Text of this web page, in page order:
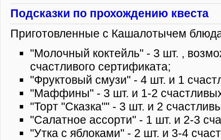
Подсказки по прохождению квеста
Приготовленные с Кашалотычем
"Молочный коктейль" - 3 шт. ,
счастливого сертификата;
"Фруктовый смузи" - 4 шт. и 1
"Маффины" - 3 шт. и 1-2
"Торт "Сказка"" - 3 шт. и 2
"Салатное ассорти" - 1 шт. и 2-3
"Утка с яблоками" - 2 шт. и 3-4